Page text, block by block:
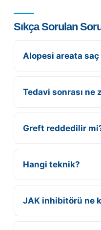
Sıkça Sorulan
Alopesi areata
Tedavi sonrası ne
Greft reddedilir
Hangi teknik?
JAK inhibitörü ne